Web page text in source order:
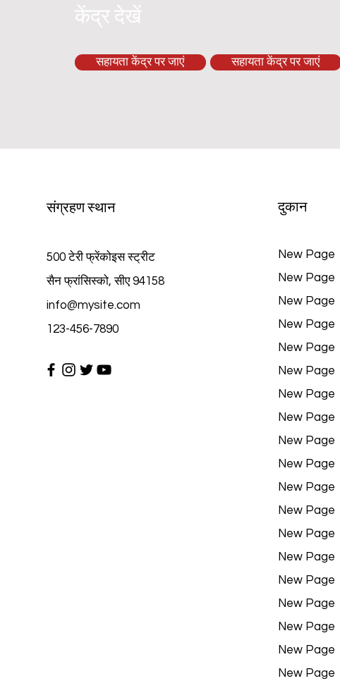
केंद्र देखें
सहायता केंद्र पर जाएं सहायता केंद्र पर जाएं
संग्रहण स्थान
500 टेरी फ्रेंकोइस स्ट्रीट
सैन फ्रांसिस्को, सीए 94158
info@mysite.com
123-456-7890
दुकान
New Page
New Page
New Page
New Page
New Page
New Page
New Page
New Page
New Page
New Page
New Page
New Page
New Page
New Page
New Page
New Page
New Page
New Page
New Page